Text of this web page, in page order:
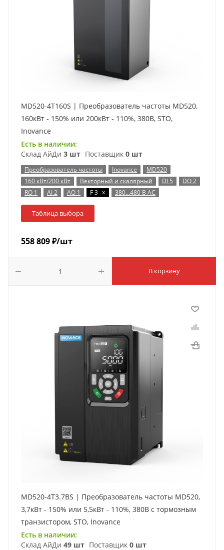
MD520-4T160S | Преобразователь частоты MD520,
160кВт - 150% или 200кВт - 110%, 380В, STO,
Inovance
Есть в наличии:
Склад АйДи 3 шт Поставщик 0 шт
Преобразователь частоты Inovance
MD520
160 кВт/200 кВт
Векторный и скалярный DI 5
DO 2
RO 1
AI 2 AO 1 F 3 x 380…480 В AC
Таблица выбора
558 809₽/шт
В корзину
MD520-4T3.7BS | Преобразователь частоты MD520,
3,7кВт - 150% или 5,5кВт - 110%, 380В с тормозным
транзистором, STO, Inovance
Есть в наличии:
Склад АйДи 49 шт Поставщик 0 шт